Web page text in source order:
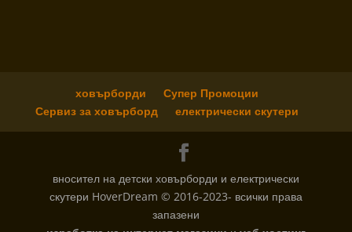
ховърборди
Супер Промоции
Сервиз за ховърборд
електрически скутери
вносител на детски ховърборди и електрически
скутери HoverDream © 2016-2023- всички права
запазени